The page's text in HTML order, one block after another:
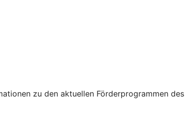
zu den aktuellen Förderprogrammen des